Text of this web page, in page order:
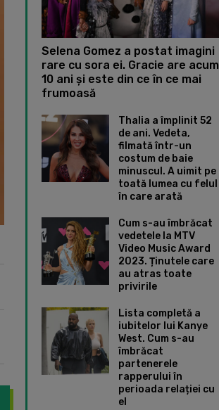
Selena Gomez a postat imagini
rare cu sora ei. Gracie are acum
10 ani și este din ce în ce mai
frumoasă
Thalia a împlinit 52
de ani. Vedeta,
filmată într-un
costum de baie
minuscul. A uimit pe
toată lumea cu felul
în care arată
Cum s-au îmbrăcat
vedetele la MTV
Video Music Award
2023. Ținutele care
au atras toate
privirile
Lista completă a
iubitelor lui Kanye
West. Cum s-au
îmbrăcat
partenerele
rapperului în
perioada relației cu
el